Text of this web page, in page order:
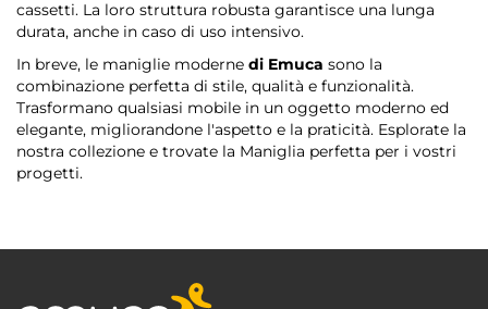
cassetti. La loro struttura robusta garantisce una lunga
durata, anche in caso di uso intensivo.
In breve, le maniglie moderne di Emuca sono la
combinazione perfetta di stile, qualità e funzionalità.
Trasformano qualsiasi mobile in un oggetto moderno ed
elegante, migliorandone l'aspetto e la praticità. Esplorate la
nostra collezione e trovate la Maniglia perfetta per i vostri
progetti.